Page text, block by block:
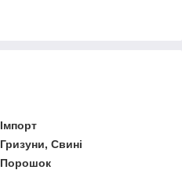
Імпорт
Гризуни, Свині
Порошок